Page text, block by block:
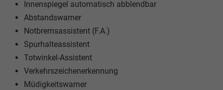
Innenspiegel automatisch abblendbar
Abstandswarner
Notbremsassistent (F.A.)
Spurhalteassistent
Totwinkel-Assistent
Verkehrszeichenerkennung
Müdigkeitswarner